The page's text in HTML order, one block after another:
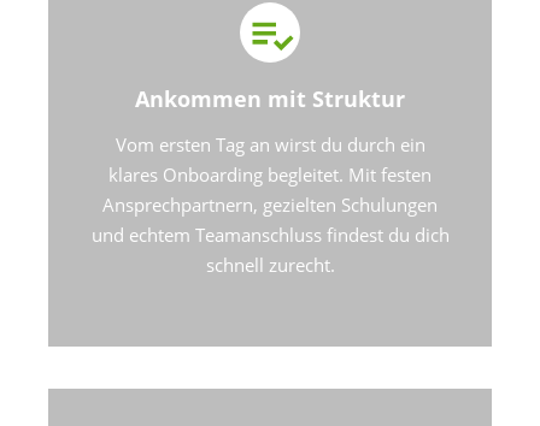
Ankommen mit Struktur
Vom ersten Tag an wirst du durch ein
klares Onboarding begleitet. Mit festen
Ansprechpartnern, gezielten Schulungen
und echtem Teamanschluss findest du dich
schnell zurecht.